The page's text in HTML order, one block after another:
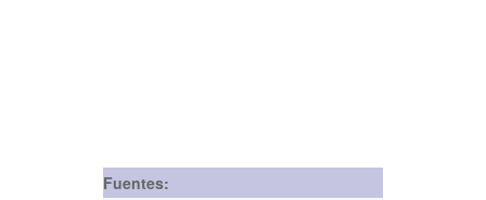
Fuentes: